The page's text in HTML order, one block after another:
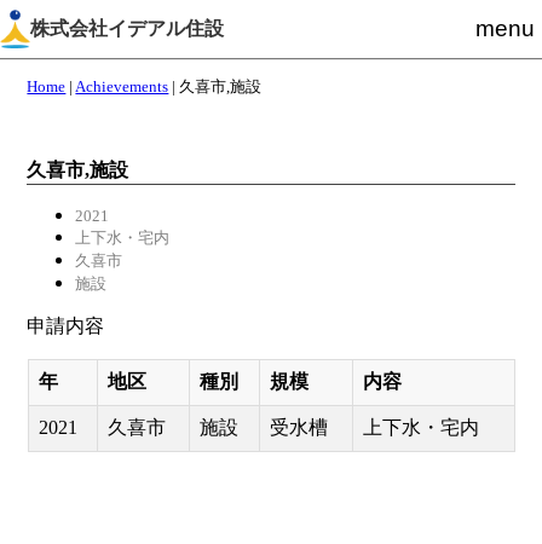
株式会社イデアル住設 menu
Home Achievements 久喜市,施設
久喜市,施設
2021
上下水・宅内
久喜市
施設
申請内容
年 地区 種別 規模 内容
2021 久喜市 施設 受水槽 上下水・宅内